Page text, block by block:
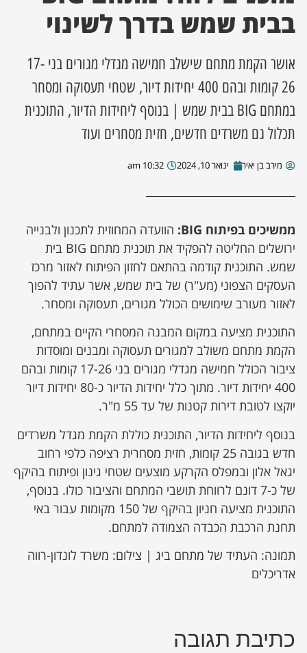
מסע מלחמה
השבוע
מקומית
בבית שמש בדרך לשינוי
אושר הקמת מתחם שישלב חמישה מגדלי מגורים בני 17-
26 קומות ובהם 400 יחידות דיור, שטחי תעסוקה ומסחר
במתחם BIG בבית שמש | בנוסף ליחידות הדיור, התוכנית
תכלול גם משרדים חדשים, חזית מסחרים ועוד
מירב בן יאיר ינואר 10, 2024 10:32 am
ממשיכים בפיתוח BIG
: הוועדה המחוזית לתכנון ולבנייה
ירושלים החליטה להפקיד את תוכנית מתחם BIG בית
שמש. התוכנית קודמה בהתאם לחזון הפיתוח לאזור מרכז
העסקים הצפוני (מע"ר) של בית שמש, אשר עתיד להפוך
לאזור מעורב שימושים הכולל מגורים, תעסוקה ומסחר.
התוכנית מציעה במקום המבנה המסחרי הקיים במתחם,
הקמת מתחם משולב למגורים תעסוקה ומבנים ומוסדות
ציבור הכולל חמישה מגדלי מגורים בני 17-26 קומות ובהם
400 יחידות דיור. מתוך כלל יחידות הדיור כ-80 יחידות דיור
יוקצו לטובת דירות קטנות של עד 55 מ"ר.
בנוסף ליחידות הדיור, התוכנית כוללת הקמת מגדל משרדים
חדש בגובה 25 קומות, חזית מסחרית רציפה כלפי רחוב
יגאל אלון ובמפלס הקרקע מוצעים שטחי גינון ופיתוח בהיקף
של כ-7 דונם לרווחת תושבי המתחם והציבור כולו. בנוסף,
התוכנית מציעה חניון בהיקף של 150 מקומות עבור באי
תחנת הרכבת הכבדה הצמודה למתחם.
תמונה: העתיד של מתחם ביג | צילום: משרד לונדון-רווה
אדריכלים
כתיבת תגובה